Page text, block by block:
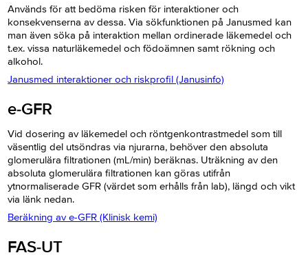
Används för att bedöma risken för interaktioner och
konsekvenserna av dessa. Via sökfunktionen på Janusmed kan
man även söka på interaktion mellan ordinerade läkemedel och
t.ex. vissa naturläkemedel och födoämnen samt rökning och
alkohol.
Janusmed interaktioner och riskprofil (Janusinfo)
e-GFR
Vid dosering av läkemedel och röntgenkontrastmedel som till
väsentlig del utsöndras via njurarna, behöver den absoluta
glomerulära filtrationen (mL/min) beräknas. Uträkning av den
absoluta glomerulära filtrationen kan göras utifrån
ytnormaliserade GFR (värdet som erhålls från lab), längd och vikt
via länk nedan.
Beräkning av e-GFR (Klinisk kemi)
FAS-UT